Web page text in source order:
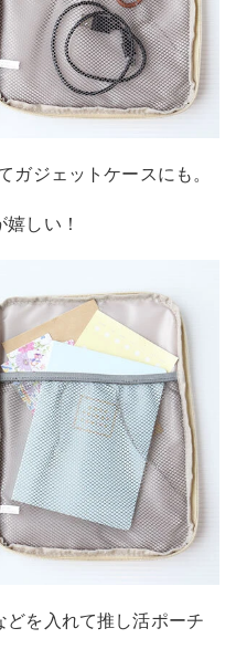
ガジェットケースにも。
しい！
を入れて推し活ポーチ